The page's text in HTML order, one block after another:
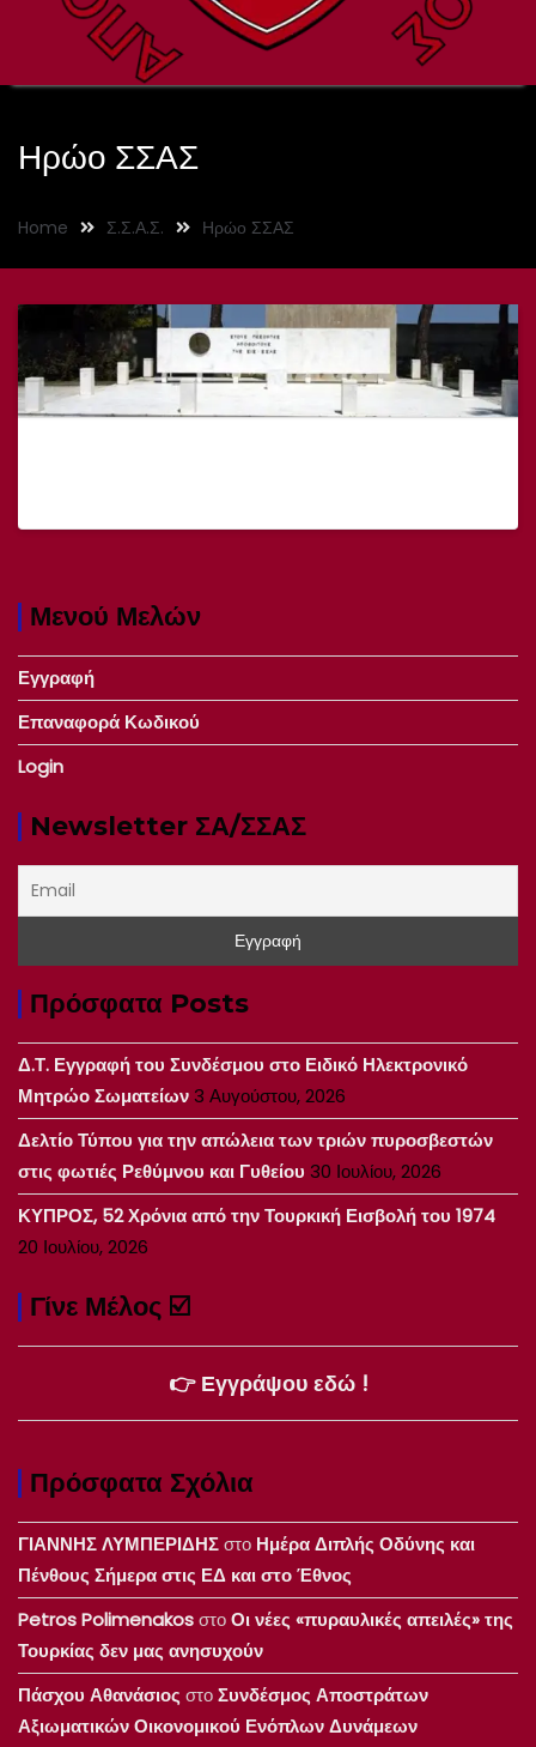
Ηρώο ΣΣΑΣ
Home Σ.Σ.Α.Σ. Ηρώο ΣΣΑΣ
Μενού Μελών
Εγγραφή
Επαναφορά Κωδικού
Login
Newsletter ΣΑ/ΣΣΑΣ
Πρόσφατα Posts
Δ.Τ. Εγγραφή του Συνδέσμου στο Ειδικό Ηλεκτρονικό
Μητρώο Σωματείων3 Αυγούστου, 2026
Δελτίο Τύπου για την απώλεια των τριών πυροσβεστών
στις φωτιές Ρεθύμνου και Γυθείου 30 Ιουλίου, 2026
ΚΥΠΡΟΣ, 52 Χρόνια από την Τουρκική Εισβολή του 1974
20 Ιουλίου, 2026
Γίνε Μέλος ☑️
👉 Εγγράψου εδώ !
Πρόσφατα Σχόλια
ΓΙΑΝΝΗΣ ΛΥΜΠΕΡΙΔΗΣστο Ημέρα Διπλής Οδύνης και
Πένθους Σήμερα στις ΕΔ και στο Έθνος
Petros PolimenakosστοΟι νέες «πυραυλικές απειλές» της
Τουρκίας δεν μας ανησυχούν
Πάσχου ΑθανάσιοςστοΣυνδέσμος Αποστράτων
Αξιωματικών Οικονομικού Ενόπλων Δυνάμεων